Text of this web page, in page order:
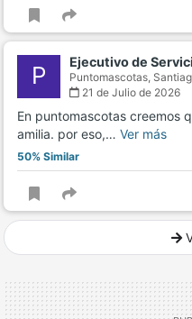
P Ejecutivo de
Puntomascotas,
21 de Julio de 2026
En puntomascotas creemos
amilia. por eso,… Ver más
50% Similar